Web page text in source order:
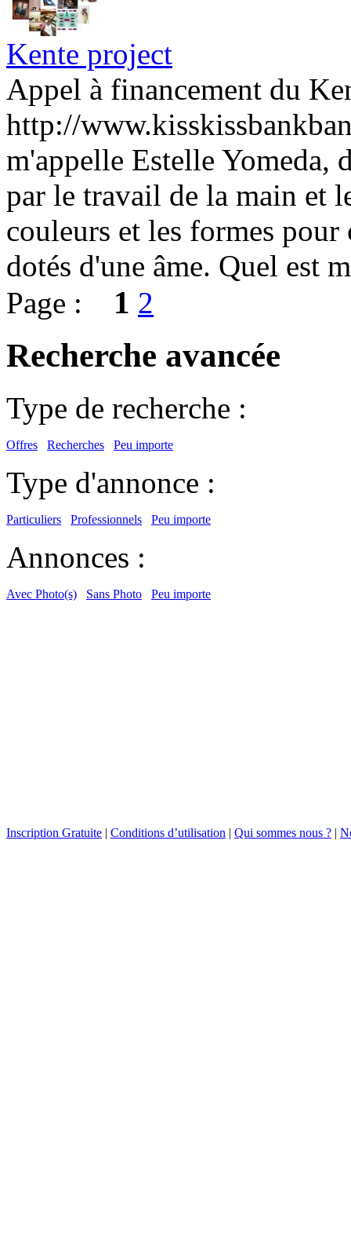
Kente project
Appel à financement du
http://
m'appelle Estelle Yomeda,
par le travail de la main et
couleurs et les formes pour
dotés d'une âme. Quel est
Page : 1 2
Recherche avancée
Type de recherche :
Offres Recherches Peu importe
Type d'annonce :
Particuliers Professionnels Peu importe
Annonces :
Avec Photo(s) Sans Photo Peu importe
Inscription Gratuite | Conditions d’utilisation | Qui sommes nous ? |